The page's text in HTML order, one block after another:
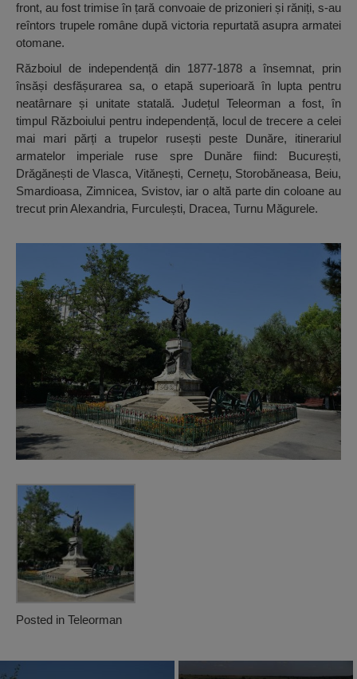
front, au fost trimise în țară convoaie de prizonieri și răniți, s-au
reîntors trupele române după victoria repurtată asupra armatei
otomane.
Războiul de independență din 1877-1878 a însemnat, prin
însăși desfășurarea sa, o etapă superioară în lupta pentru
neatârnare și unitate statală. Județul Teleorman a fost, în
timpul Războiului pentru independență, locul de trecere a celei
mai mari părți a trupelor rusești peste Dunăre, itinerariul
armatelor imperiale ruse spre Dunăre fiind: București,
Drăgănești de Vlasca, Vitănești, Cernețu, Storobăneasa, Beiu,
Smardioasa, Zimnicea, Svistov, iar o altă parte din coloane au
trecut prin Alexandria, Furculești, Dracea, Turnu Măgurele.
Posted in Teleorman